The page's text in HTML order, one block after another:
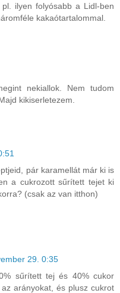
ilyen folyósabb a Lidl-ben
kakaótartalommal.
nekiallok. Nem tudom
kikiserletezem.
pár karamellát már ki is
a cukrozott sűrített tejet ki
(csak az van itthon)
29. 0:35
sűrített tej és 40% cukor
arányokat, és plusz cukrot